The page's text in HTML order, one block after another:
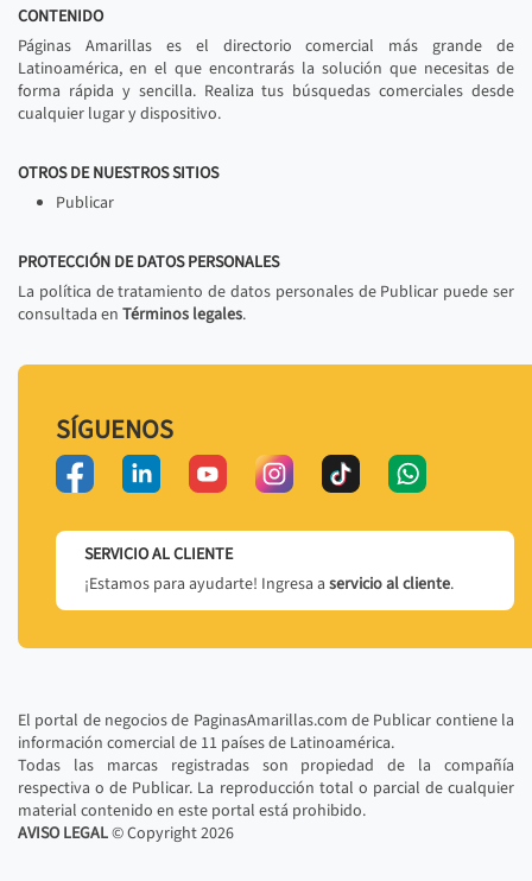
CONTENIDO
Páginas Amarillas es el directorio comercial más grande de
Latinoamérica, en el que encontrarás la solución que necesitas de
forma rápida y sencilla. Realiza tus búsquedas comerciales desde
cualquier lugar y dispositivo.
OTROS DE NUESTROS SITIOS
Publicar
PROTECCIÓN DE DATOS PERSONALES
La política de tratamiento de datos personales de Publicar puede ser
consultada en Términos legales.
SÍGUENOS
SERVICIO AL CLIENTE
¡Estamos para ayudarte! Ingresa a servicio al cliente.
El portal de negocios de PaginasAmarillas.com de Publicar contiene la
información comercial de 11 países de Latinoamérica.
Todas las marcas registradas son propiedad de la compañía
respectiva o de Publicar. La reproducción total o parcial de cualquier
material contenido en este portal está prohibido.
AVISO LEGAL© Copyright2026